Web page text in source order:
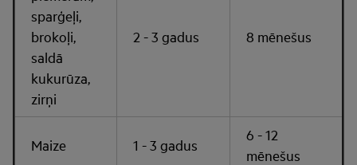
sparģeļi,
brokoļi,
saldā
kukurūza,
zirņi
2 - 3 gadus 8 mēnešus
Maize 1 - 3 gadus
6 - 12
mēnešus